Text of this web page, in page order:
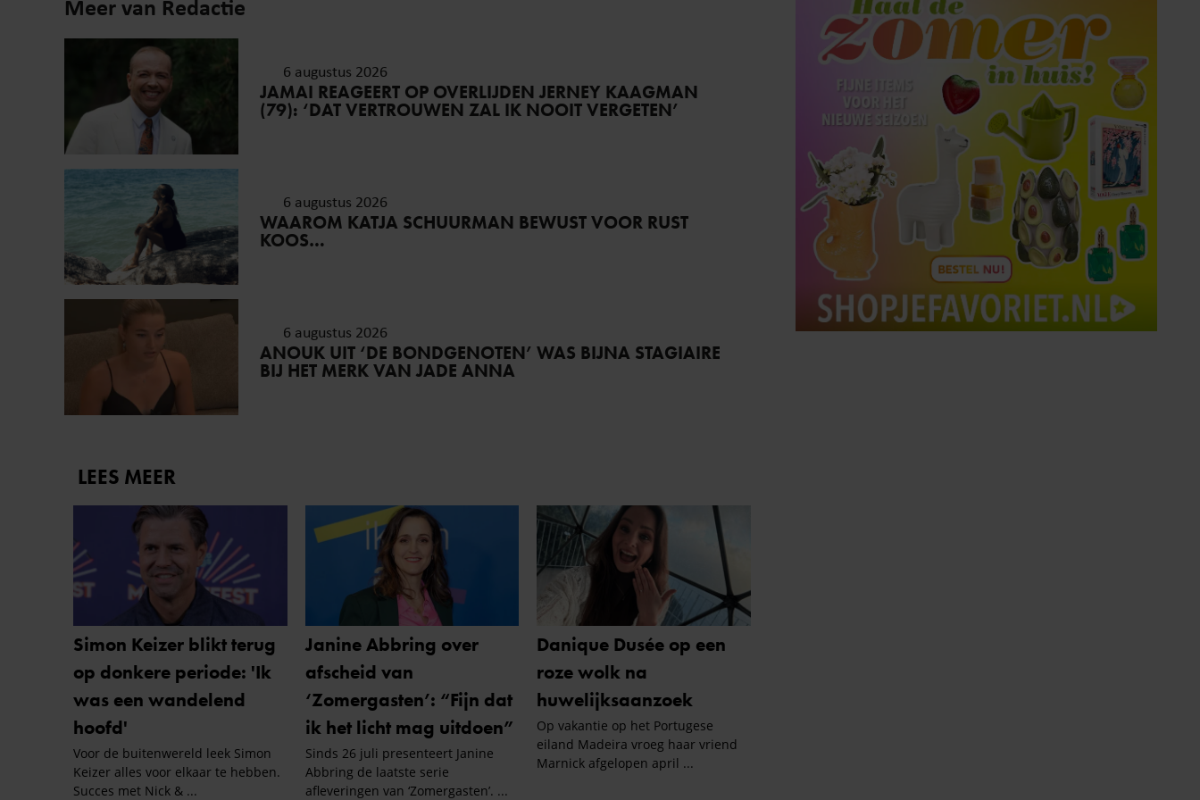
Meer van Redactie
6 augustus 2026
JAMAI REAGEERT OP OVERLIJDEN JERNEY KAAGMAN
(79): ‘DAT VERTROUWEN ZAL IK NOOIT VERGETEN’
6 augustus 2026
WAAROM KATJA SCHUURMAN BEWUST VOOR RUST
KOOS…
6 augustus 2026
ANOUK UIT ‘DE BONDGENOTEN’ WAS BIJNA STAGIAIRE
BIJ HET MERK VAN JADE ANNA